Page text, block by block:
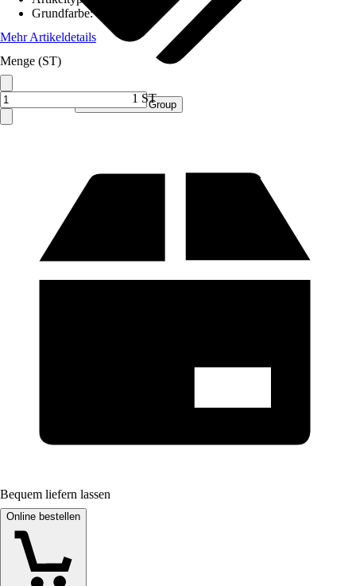
Verkauf durch: Procommerce Group
Grundfarbe:
Mehr Artikeldetails
Menge (ST)
1 ST
Bequem liefern lassen
Online bestellen